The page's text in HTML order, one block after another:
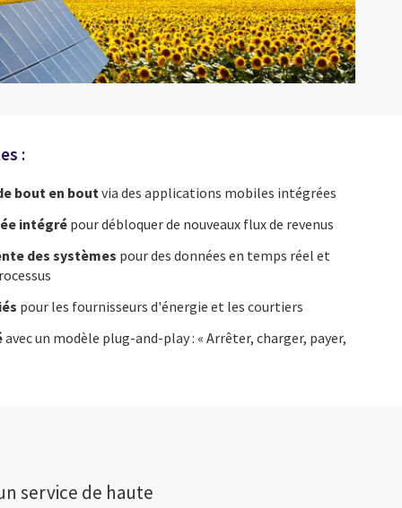
:
bout en boutvia des applications mobiles intégrées
intégré pour débloquer de nouveaux flux de revenus
des systèmes pour des données en temps réel et
pour les fournisseurs d'énergie et les courtiers
avec un modèle plug-and-play : « Arrêter, charger, payer,
service de haute